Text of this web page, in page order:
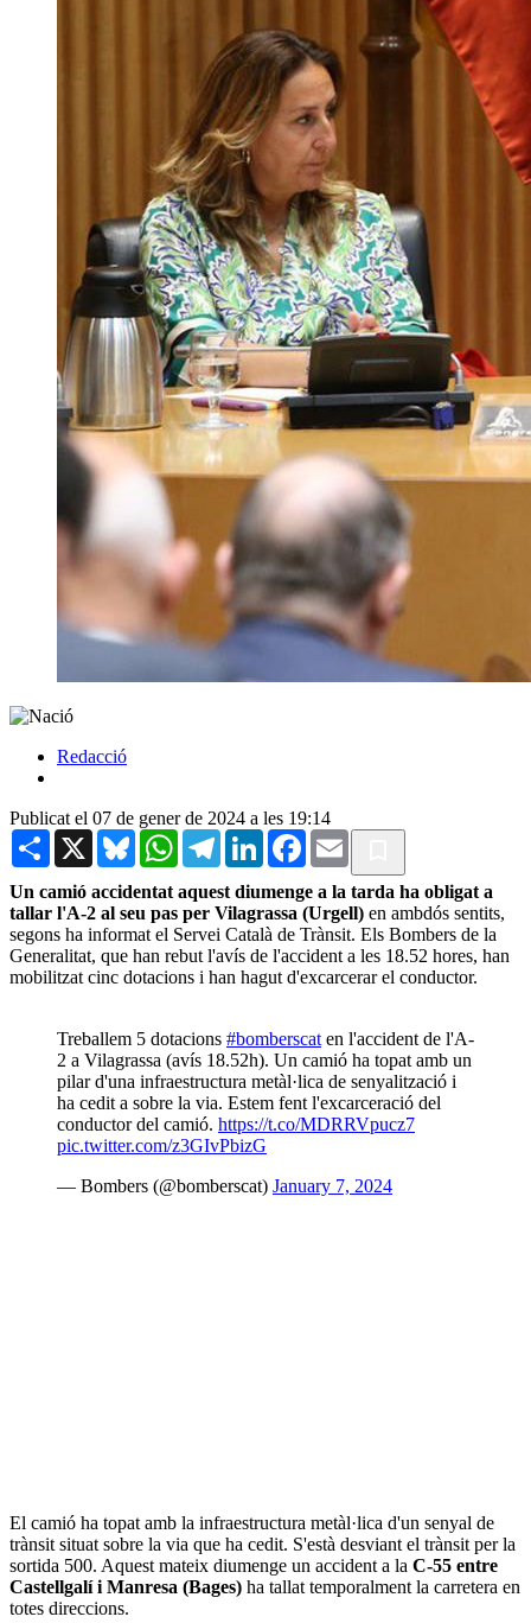
Redacció
Publicat el 07 de gener de 2024 a les 19:14
Share X BlueskyWhatsAppTelegramLinkedInFacebook
Email
Un camió accidentat aquest diumenge a la tarda ha obligat a
tallar l'A-2 al seu pas per Vilagrassa (Urgell) en ambdós sentits,
segons ha informat el Servei Català de Trànsit. Els Bombers de la
Generalitat, que han rebut l'avís de l'accident a les 18.52 hores, han
mobilitzat cinc dotacions i han hagut d'excarcerar el conductor.
Treballem 5 dotacions #bomberscat en l'accident de l'A-
2 a Vilagrassa (avís 18.52h). Un camió ha topat amb un
pilar d'una infraestructura metàl·lica de senyalització i
ha cedit a sobre la via. Estem fent l'excarceració del
conductor del camió. https://t.co/MDRRVpucz7
pic.twitter.com/z3GIvPbizG
— Bombers (@bomberscat) January 7, 2024
El camió ha topat amb la infraestructura metàl·lica d'un senyal de
trànsit situat sobre la via que ha cedit. S'està desviant el trànsit per la
sortida 500. Aquest mateix diumenge un accident a la C-55 entre
Castellgalí i Manresa (Bages) ha tallat temporalment la carretera en
totes direccions.